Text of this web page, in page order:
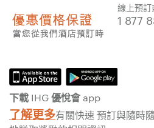
線上預訂
1 877
下載 IHG 優悅會 app
了解更多有關快速 預訂與隨時